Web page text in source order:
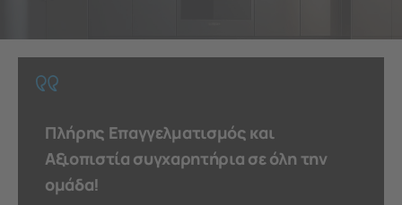
Πλήρης Επαγγελματισμός και
Αξιοπιστία συγχαρητήρια σε όλη την
ομάδα!